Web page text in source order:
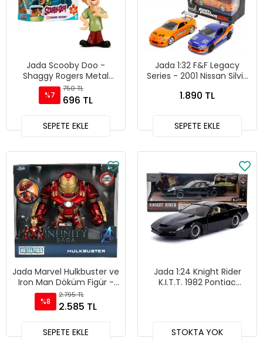
Jada Scooby Doo -
Shaggy Rogers Metal
Figür - 85225
%7
750 TL
696 TL
SEPETE EKLE
Jada 1:32 F&F Legacy
Series - 2001 Nissan Silvia
Araba Seti
1.890 TL
SEPETE EKLE
Jada Marvel Hulkbuster ve
Iron Man Döküm Figür -
253223002
%8
2.795 TL
2.585 TL
SEPETE EKLE
Jada 1:24 Knight Rider
K.I.T.T. 1982 Pontiac
STOKTA YOK